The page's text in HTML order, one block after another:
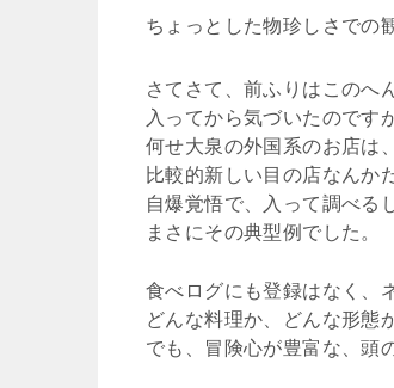
ちょっとした物珍しさでの
さてさて、前ふりはこのへ
入ってから気づいたのです
何せ大泉の外国系のお店は
比較的新しい目の店なんか
自爆覚悟で、入って調べる
まさにその典型例でした。
食べログにも登録はなく、
どんな料理か、どんな形態
でも、冒険心が豊富な、頭